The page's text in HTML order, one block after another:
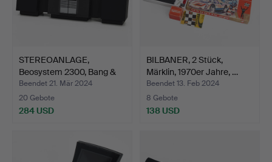
STEREOANLAGE,
Beosystem 2300, Bang &
Olufs…
Beendet 21. Mär 2024
20 Gebote
284 USD
BILBANER, 2 Stück,
Märklin, 1970er Jahre, …
Beendet 13. Feb 2024
8 Gebote
138 USD